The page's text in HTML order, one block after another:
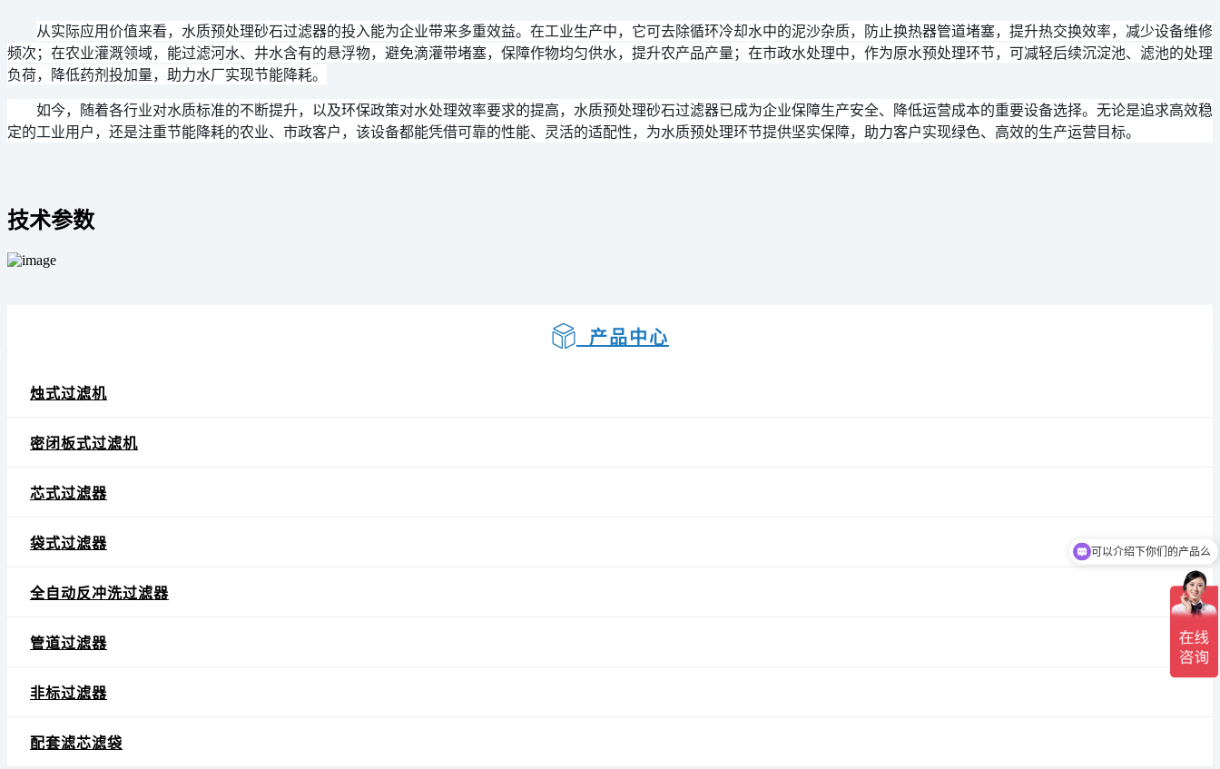
从实际应用价值来看，水质预处理砂石过滤器的投入能为企业带来多重效益。在工业生产中，它可去除循环冷却水中的泥沙杂质，防止换热器管道堵塞，提升热交换效率，减少设备维修
频次；在农业灌溉领域，能过滤河水、井水含有的悬浮物，避免滴灌带堵塞，保障作物均匀供水，提升农产品产量；在市政水处理中，作为原水预处理环节，可减轻后续沉淀池、滤池的处理
负荷，降低药剂投加量，助力水厂实现节能降耗。
如今，随着各行业对水质标准的不断提升，以及环保政策对水处理效率要求的提高，水质预处理砂石过滤器已成为企业保障生产安全、降低运营成本的重要设备选择。无论是追求高效稳
定的工业用户，还是注重节能降耗的农业、市政客户，该设备都能凭借可靠的性能、灵活的适配性，为水质预处理环节提供坚实保障，助力客户实现绿色、高效的生产运营目标。
技术参数
产品中心
烛式过滤机
密闭板式过滤机
芯式过滤器
袋式过滤器
全自动反冲洗过滤器
管道过滤器
非标过滤器
配套滤芯滤袋
可以介绍下你们的产品么